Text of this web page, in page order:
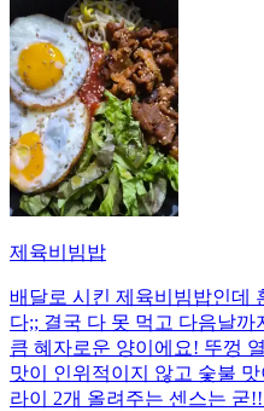
제육비빔밥
배달로 시킨 제육비빔밥인데
다;; 결국 다 못 먹고 다음날
큼 혜자로운 양이에요! 뚜껑
맛이 인위적이지 않고 숯불
라이 2개 올려주는 센스는 굳